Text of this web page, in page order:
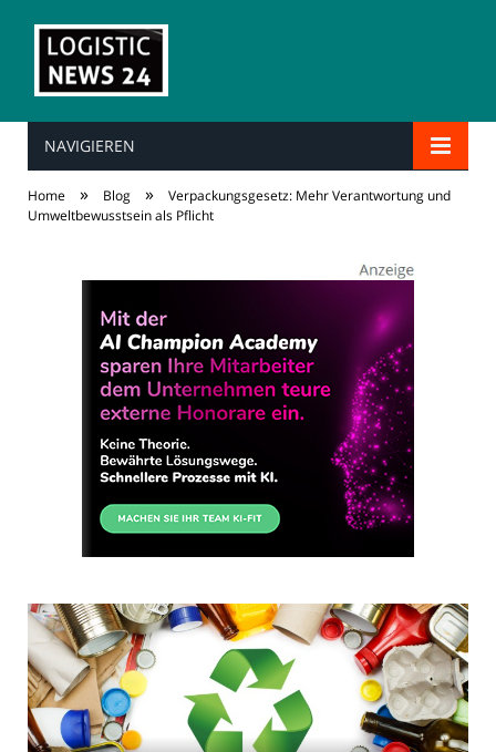
NAVIGIEREN
Home » Blog »
Verpackungsgesetz: Mehr Verantwortung und
Umweltbewusstsein als Pflicht